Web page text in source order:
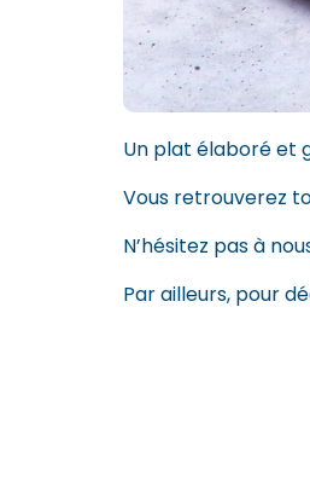
Un plat élaboré et
Vous retrouverez
N’hésitez pas à
Par ailleurs, pour